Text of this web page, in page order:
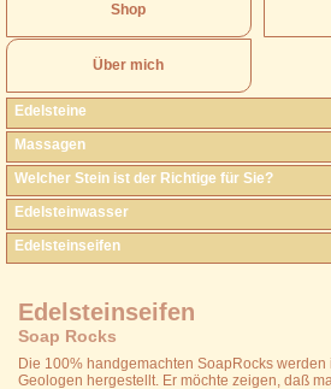
Shop
Über mich
Edelsteine
Massagen
Welcher Stein ist der Richtige für Sie?
Edelsteinwasser
Edelsteinseifen
Edelsteinseifen
Soap Rocks
Die 100% handgemachten SoapRocks
Geologen hergestellt. Er möchte zeigen, daß